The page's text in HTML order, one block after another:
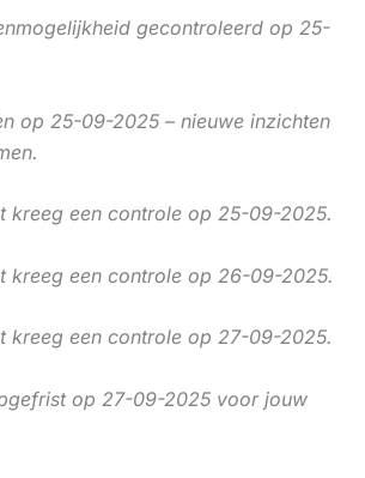
gecontroleerd op 25-
op 25-09-2025 – nieuwe inzichten
kreeg een controle op 25-09-2025.
kreeg een controle op 26-09-2025.
kreeg een controle op 27-09-2025.
op 27-09-2025 voor jouw